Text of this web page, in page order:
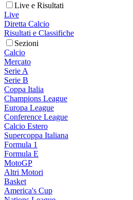
Live e Risultati
Live
Diretta Calcio
Risultati e Classifiche
Sezioni
Calcio
Mercato
Serie A
Serie B
Coppa Italia
Champions League
Europa League
Conference League
Calcio Estero
Supercoppa Italiana
Formula 1
Formula E
MotoGP
Altri Motori
Basket
America's Cup